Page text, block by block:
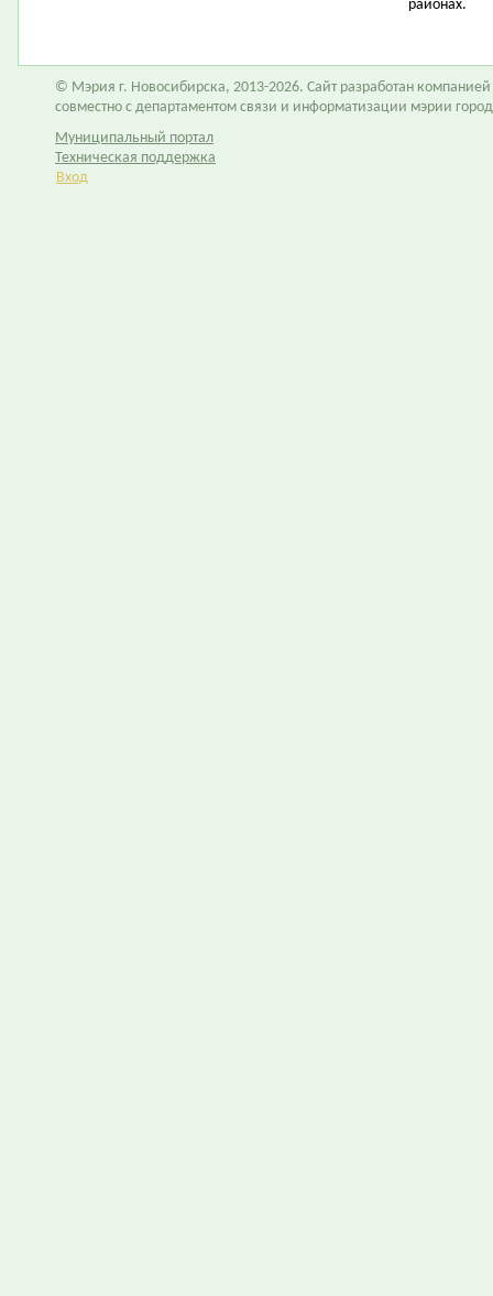
районах.
© Мэрия г. Новосибирска, 2013-2026. Сайт разработан компанией
совместно с департаментом связи и информатизации мэрии
Муниципальный портал
Техническая поддержка
Вход